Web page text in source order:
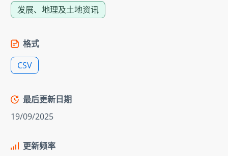
发展、地理及土地资讯
格式
CSV
最后更新日期
19/09/2025
更新频率